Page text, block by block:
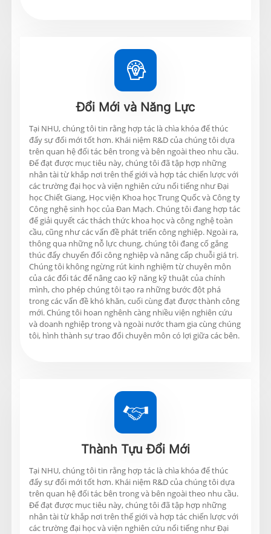

Đổi Mới và Năng Lực
Tại NHU, chúng tôi tin rằng hợp tác là chìa khóa để thúc
đẩy sự đổi mới tốt hơn. Khái niệm R&D của chúng tôi dựa
trên quan hệ đối tác bên trong và bên ngoài theo nhu cầu.
Để đạt được mục tiêu này, chúng tôi đã tập hợp những
nhân tài từ khắp nơi trên thế giới và hợp tác chiến lược với
các trường đại học và viện nghiên cứu nổi tiếng như Đại
học Chiết Giang, Học viện Khoa học Trung Quốc và Công ty
Công nghệ sinh học của Đan Mạch. Chúng tôi đang hợp tác
để giải quyết các thách thức khoa học và công nghệ toàn
cầu, cũng như các vấn đề phát triển công nghiệp. Ngoài ra,
thông qua những nỗ lực chung, chúng tôi đang cố gắng
thúc đẩy chuyển đổi công nghiệp và nâng cấp chuỗi giá trị.
Chúng tôi không ngừng rút kinh nghiệm từ chuyên môn
của các đối tác để nâng cao kỹ năng kỹ thuật của chính
mình, cho phép chúng tôi tạo ra những bước đột phá
trong các vấn đề khó khăn, cuối cùng đạt được thành công
mới. Chúng tôi hoan nghênh càng nhiều viện nghiên cứu
và doanh nghiệp trong và ngoài nước tham gia cùng chúng
tôi, hình thành sự trao đổi chuyên môn có lợi giữa các bên.

Thành Tựu Đổi Mới
Tại NHU, chúng tôi tin rằng hợp tác là chìa khóa để thúc
đẩy sự đổi mới tốt hơn. Khái niệm R&D của chúng tôi dựa
trên quan hệ đối tác bên trong và bên ngoài theo nhu cầu.
Để đạt được mục tiêu này, chúng tôi đã tập hợp những
nhân tài từ khắp nơi trên thế giới và hợp tác chiến lược với
các trường đại học và viện nghiên cứu nổi tiếng như Đại